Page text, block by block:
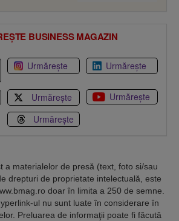
BUSINESS MAGAZIN
Urmărește Urmărește
Urmărește
Urmărește
Urmărește
a materialelor de presă (text, foto si/sau
drepturi de proprietate intelectuală, este
doar în limita a 250 de semne.
ul nu sunt luate în considerare în
Preluarea de informaţii poate fi făcută